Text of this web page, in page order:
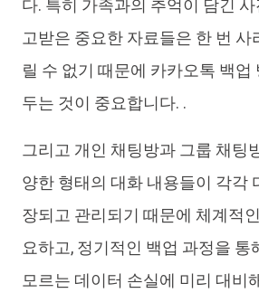
다. 특히 가족과의 추억이 담긴
고받은 중요한 자료들은 한 번 사
릴 수 없기 때문에 카카오톡 백업
두는 것이 중요합니다. .
그리고 개인 채팅방과 그룹 채팅
양한 형태의 대화 내용들이 각각
장되고 관리되기 때문에 체계적
요하고, 정기적인 백업 과정을 통
모르는 데이터 손실에 미리 대비